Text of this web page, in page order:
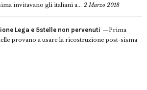
invitavano gli italiani a... 2 Marzo 2018
Lega e 5stelle non pervenuti
Prima
provano a usare la ricostruzione post-sisma